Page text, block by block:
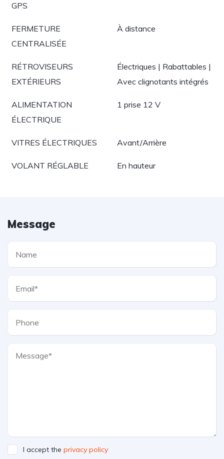
GPS
FERMETURE
CENTRALISÉE
À distance
RÉTROVISEURS
EXTÉRIEURS
Électriques | Rabattables |
Avec clignotants intégrés
ALIMENTATION
ÉLECTRIQUE
1 prise 12 V
VITRES ÉLECTRIQUES Avant/Arrière
VOLANT RÉGLABLE En hauteur
Message
I accept the privacy policy